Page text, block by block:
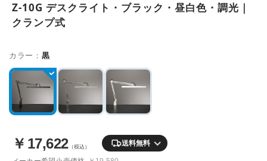
Z-10G デスクライト・ブラック・昼白色・調光｜
クランプ式
カラー： 黒
￥ 17,622（税込） 送料無料